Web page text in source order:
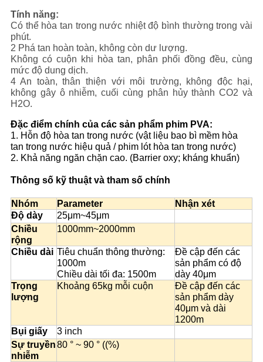
Tính năng:
Có thể hòa tan trong nước nhiệt độ bình thường trong vài
phút.
2 Phá tan hoàn toàn, không còn dư lượng.
Không có cuộn khi hòa tan, phân phối đồng đều, cùng
mức độ dung dịch.
4 An toàn, thân thiện với môi trường, không độc hại,
không gây ô nhiễm, cuối cùng phân hủy thành CO2 và
H2O.
Đặc điểm chính của các sản phẩm phim PVA:
1. Hỗn độ hòa tan trong nước (vật liệu bao bì mềm hòa
tan trong nước hiệu quả / phim lót hòa tan trong nước)
2. Khả năng ngăn chặn cao. (Barrier oxy; kháng khuẩn)
Thông số kỹ thuật và tham số chính
Nhóm Parameter
Nhận xét
Độ dày
25μm~45μm
Chiều
rộng
1000mm~2000mm
Chiều dài Tiêu chuẩn thông thường:
1000m
Chiều dài tối đa: 1500m
Đề cập đến các
sản phẩm có độ
dày 40μm
Trọng
lượng
Khoảng 65kg mỗi cuộn
Đề cập đến các
sản phẩm dày
40μm và dài
1200m
Bụi giấy
3 inch
Sự truyền
nhiễm
80 ° ~ 90 ° ((%)